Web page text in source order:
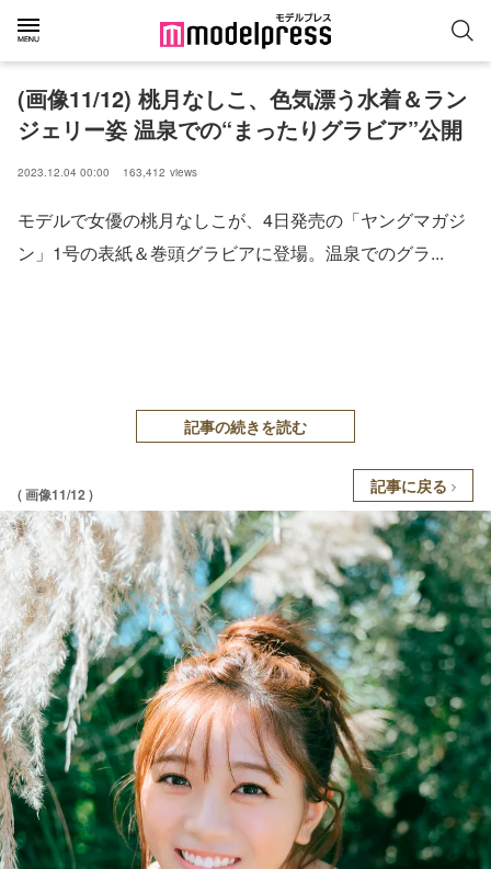
(画像11/12) 桃月なしこ、色気漂う水着＆ラン
ジェリー姿 温泉での“まったりグラビア”公開
2023.12.04 00:00 163,412 views
モデルで女優の桃月なしこが、4日発売の「ヤングマガジ
ン」1号の表紙＆巻頭グラビアに登場。温泉でのグラ...
記事の続きを読む
( 画像11/12 ) 記事に戻る